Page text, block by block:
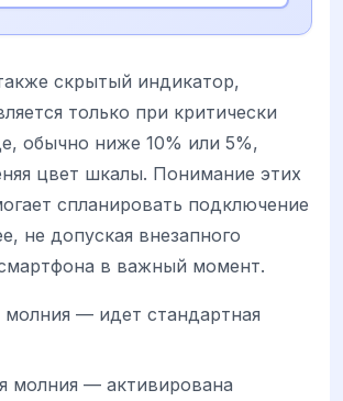
скрытый индикатор,
только при критически
обычно ниже 10% или 5%,
цвет шкалы. Понимание этих
спланировать подключение
не допуская внезапного
в важный момент.
молния — идет стандартная
молния — активирована